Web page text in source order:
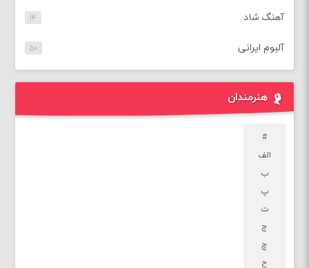
آهنگ شاد ۱۴
آلبوم ایرانی ۵۰
هنرمندان
#
الف
ب
پ
ت
ج
چ
ح